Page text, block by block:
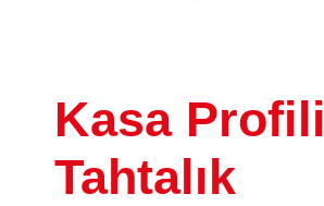
Kasa Profili
Tahtalık